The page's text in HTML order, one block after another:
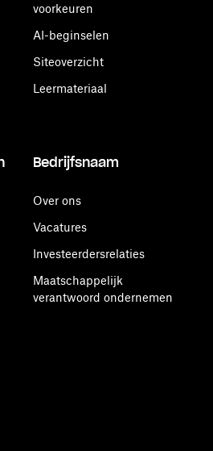
voorkeuren
AI-beginselen
Siteoverzicht
Leermateriaal
Bedrijfsnaam
Over ons
Vacatures
Investeerdersrelaties
Maatschappelijk
verantwoord ondernemen